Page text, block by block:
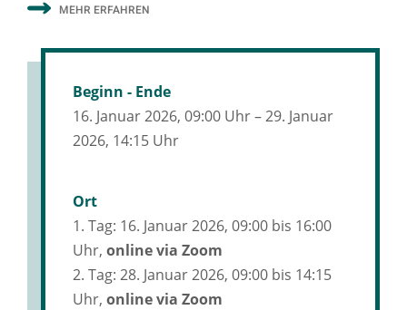
MEHR ERFAHREN
Beginn - Ende
16. Januar 2026, 09:00 Uhr – 29. Januar
2026, 14:15 Uhr
Ort
1. Tag: 16. Januar 2026, 09:00 bis 16:00
Uhr, online via Zoom
2. Tag: 28. Januar 2026, 09:00 bis 14:15
Uhr, online via Zoom